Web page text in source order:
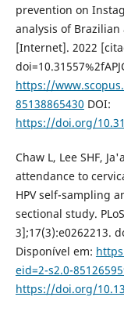
prevention on
analysis of Brazilian
[Internet]. 2022
https://
85138865430 DOI:
https://doi.org/
Chaw L, Lee SHF,
attendance to
HPV self-sampling
sectional study.
3];17(3):e0262213.
Disponível em:
eid=2-s2.0-
https://doi.org/